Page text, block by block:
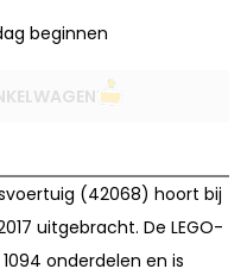
beginnen
(42068) hoort bij
uitgebracht. De LEGO-
onderdelen en is